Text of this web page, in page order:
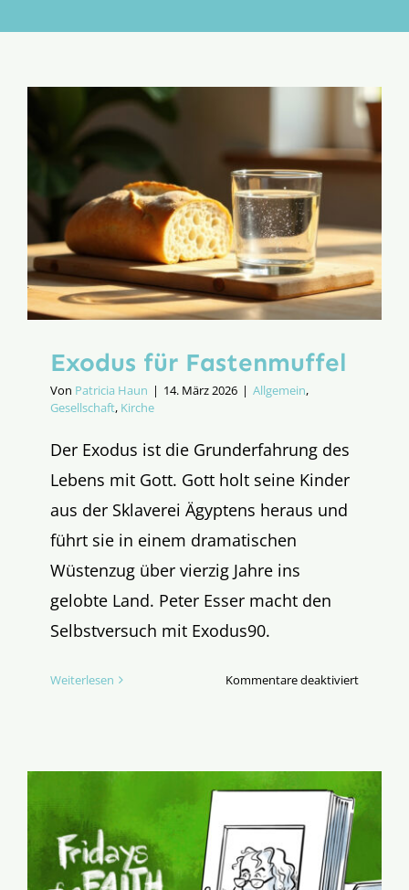
Aktion
Exodus für Fastenmuffel
Von Patricia Haun | 14. März 2026 | Allgemein,
Gesellschaft, Kirche
Der Exodus ist die Grunderfahrung des
Lebens mit Gott. Gott holt seine Kinder
aus der Sklaverei Ägyptens heraus und
führt sie in einem dramatischen
Wüstenzug über vierzig Jahre ins
gelobte Land. Peter Esser macht den
Selbstversuch mit Exodus90.
Weiterlesen Kommentare deaktiviertfür